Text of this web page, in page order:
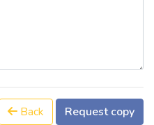
Back Request copy